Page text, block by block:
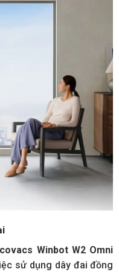
Winbot W2 Omni
sử dụng dây đai đồng